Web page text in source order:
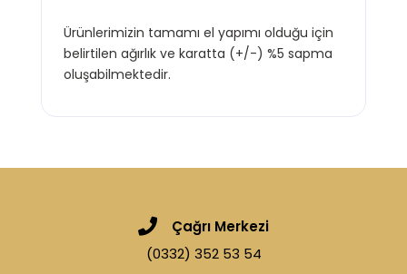
Ürünlerimizin tamamı el yapımı olduğu için
belirtilen ağırlık ve karatta (+/-) %5 sapma
oluşabilmektedir.
Çağrı Merkezi
(0332) 352 53 54